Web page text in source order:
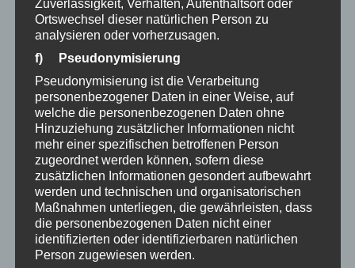
Sternkopf-Engel, kniend, mit Blume (25 cm)
558,00€
auf Vorbestellung
Zuverlässigkeit, Verhalten, Aufenthaltsort oder
Ortswechsel dieser natürlichen Person zu
analysieren oder vorherzusagen.
f) Pseudonymisierung
Pseudonymisierung ist die Verarbeitung
personenbezogener Daten in einer Weise, auf
welche die personenbezogenen Daten ohne
Hinzuziehung zusätzlicher Informationen nicht
mehr einer spezifischen betroffenen Person
zugeordnet werden können, sofern diese
zusätzlichen Informationen gesondert aufbewahrt
werden und technischen und organisatorischen
Maßnahmen unterliegen, die gewährleisten, dass
die personenbezogenen Daten nicht einer
identifizierten oder identifizierbaren natürlichen
Person zugewiesen werden.